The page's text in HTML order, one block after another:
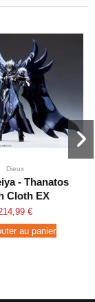
Dieux
- Thanatos
Cloth EX
€
au panier